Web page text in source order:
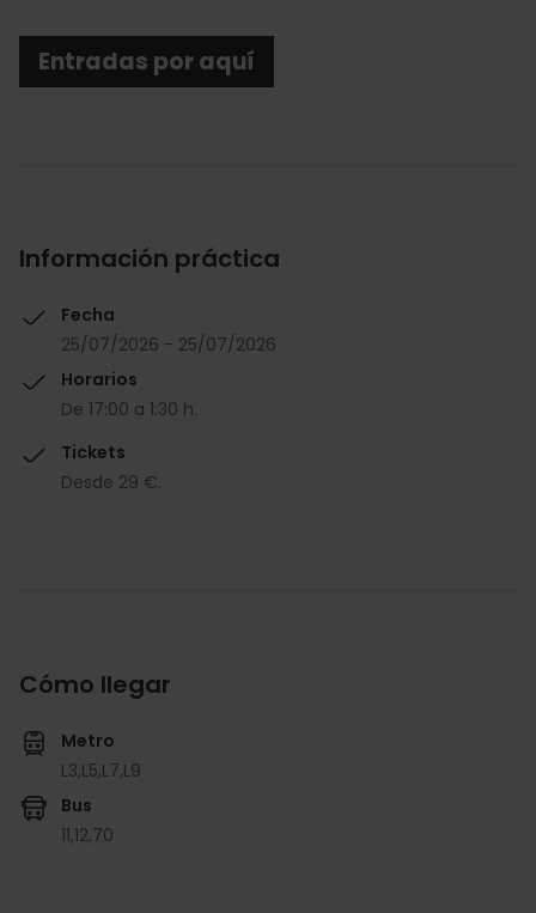
Entradas por aquí
Información práctica
Fecha
25/07/2026 - 25/07/2026
Horarios
De 17:00 a 1:30 h.
Tickets
Desde 29 €.
Cómo llegar
Metro
L3,L5,L7,L9
Bus
11,12,70